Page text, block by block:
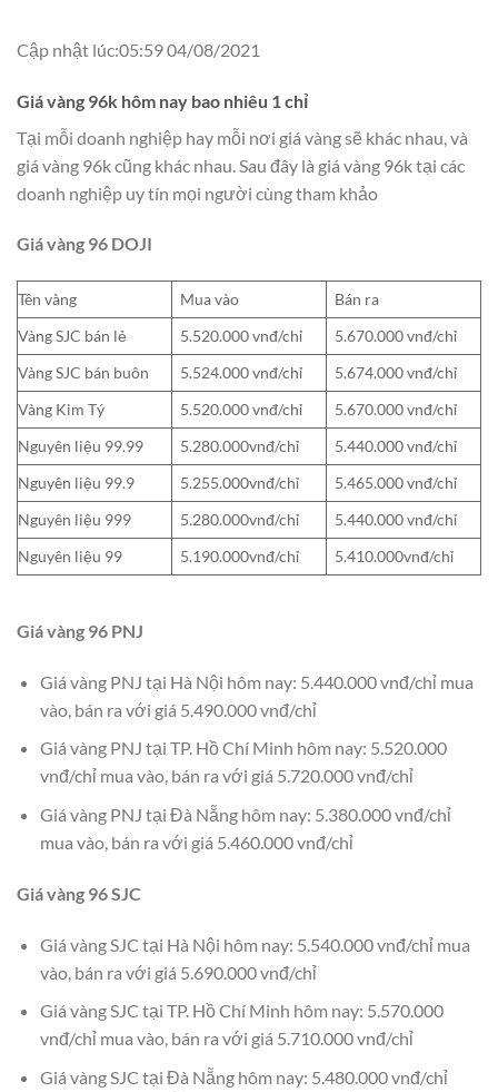
Cập nhật lúc:05:59 04/08/2021
Giá vàng 96k hôm nay bao nhiêu 1 chỉ
Tại mỗi doanh nghiệp hay mỗi nơi giá vàng sẽ khác nhau, và
giá vàng 96k cũng khác nhau. Sau đây là giá vàng 96k tại các
doanh nghiệp uy tín mọi người cùng tham khảo
Giá vàng 96 DOJI
Tên vàng Mua vào
Bán ra
Vàng SJC bán lẻ
5.520.000 vnđ/chỉ
5.670.000 vnđ/chỉ
Vàng SJC bán buôn
5.524.000 vnđ/chỉ
5.674.000 vnđ/chỉ
Vàng Kim Tý
5.520.000 vnđ/chỉ
5.670.000 vnđ/chỉ
Nguyên liệu 99.99
5.280.000vnđ/chỉ
5.440.000 vnđ/chỉ
Nguyên liệu 99.9
5.255.000vnđ/chỉ
5.465.000 vnđ/chỉ
Nguyên liệu 999
5.280.000vnđ/chỉ
5.440.000 vnđ/chỉ
Nguyên liệu 99
5.190.000vnđ/chỉ 5.410.000vnđ/chỉ
Giá vàng 96 PNJ
Giá vàng PNJ tại Hà Nội hôm nay: 5.440.000 vnđ/chỉ mua
vào, bán ra với giá 5.490.000 vnđ/chỉ
Giá vàng PNJ tại TP. Hồ Chí Minh hôm nay: 5.520.000
vnđ/chỉ mua vào, bán ra với giá 5.720.000 vnđ/chỉ
Giá vàng PNJ tại Đà Nẵng hôm nay: 5.380.000 vnđ/chỉ
mua vào, bán ra với giá 5.460.000 vnđ/chỉ
Giá vàng 96 SJC
Giá vàng SJC tại Hà Nội hôm nay: 5.540.000 vnđ/chỉ mua
vào, bán ra với giá 5.690.000 vnđ/chỉ
Giá vàng SJC tại TP. Hồ Chí Minh hôm nay: 5.570.000
vnđ/chỉ mua vào, bán ra với giá 5.710.000 vnđ/chỉ
Giá vàng SJC tại Đà Nẵng hôm nay: 5.480.000 vnđ/chỉ